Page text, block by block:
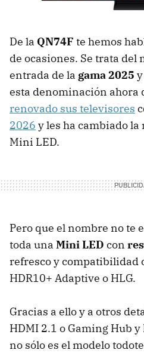
De la QN74F te hemos
de ocasiones. Se trata del
entrada de la gama 2025
esta denominación ahora
renovado sus televisores
2026 y les ha cambiado
Mini LED.
Pero que el nombre no te
toda una Mini LED con
refresco y compatibilidad
HDR10+ Adaptive o HLG.
Gracias a ello y a otros
HDMI 2.1 o Gaming Hub
no sólo es el modelo